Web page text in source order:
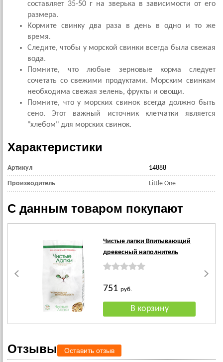
составляет 35-50 г на зверька в зависимости от его
размера.
Кормите свинку два раза в день в одно и то же
время.
Следите, чтобы у морской свинки всегда была свежая
вода.
Помните, что любые зерновые корма следует
сочетать со свежими продуктами. Морским свинкам
необходима свежая зелень, фрукты и овощи.
Помните, что у морских свинок всегда должно быть
сено. Этот важный источник клетчатки является
"хлебом" для морских свинок.
Характеристики
Артикул 14888
Производитель Little One
С данным товаром покупают
Чистые лапки Впитывающий
древесный наполнитель
751руб.
Отзывы Оставить отзыв